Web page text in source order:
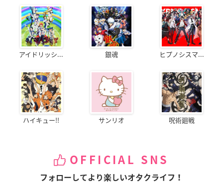
アイドリッシ... 銀魂 ヒプノシスマ...
ハイキュー!! サンリオ 呪術廻戦
OFFICIAL SNS
フォローしてより楽しいオタクライフ！